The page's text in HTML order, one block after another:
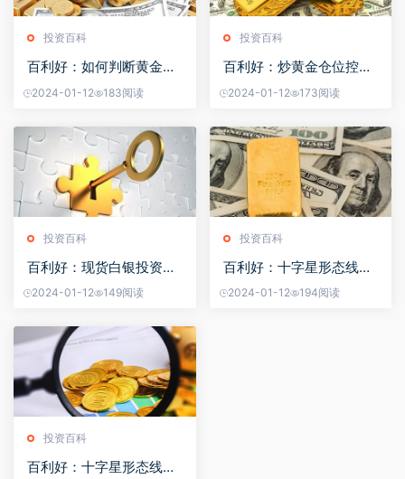
投资百科
百利好：如何判断黄金多
2024-01-12 183阅读
投资百科
百利好：炒黄金仓位控制
2024-01-12 173阅读
投资百科
百利好：现货白银投资能
2024-01-12 149阅读
投资百科
百利好：十字星形态线对
现货黄金投资的影响
2024-01-12 194阅读
投资百科
百利好：十字星形态线对